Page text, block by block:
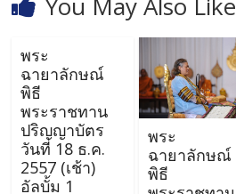
You May Also Like
พระ
ฉายาลักษณ์
พิธี
พระราชทาน
ปริญญาบัตร
วันที่ 18 ธ.ค.
2557 (เช้า)
อัลบั้ม 1
พระ
ฉายาลักษณ์
พิธี